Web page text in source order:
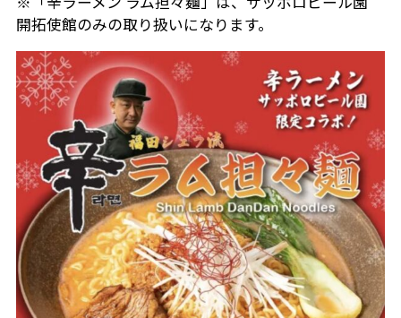
開拓使館のみの取り扱いになります。